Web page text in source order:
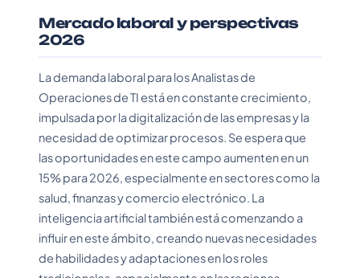
Mercado laboral y perspectivas
2026
La demanda laboral para los Analistas de
Operaciones de TI está en constante crecimiento,
impulsada por la digitalización de las empresas y la
necesidad de optimizar procesos. Se espera que
las oportunidades en este campo aumenten en un
15% para 2026, especialmente en sectores como la
salud, finanzas y comercio electrónico. La
inteligencia artificial también está comenzando a
influir en este ámbito, creando nuevas necesidades
de habilidades y adaptaciones en los roles